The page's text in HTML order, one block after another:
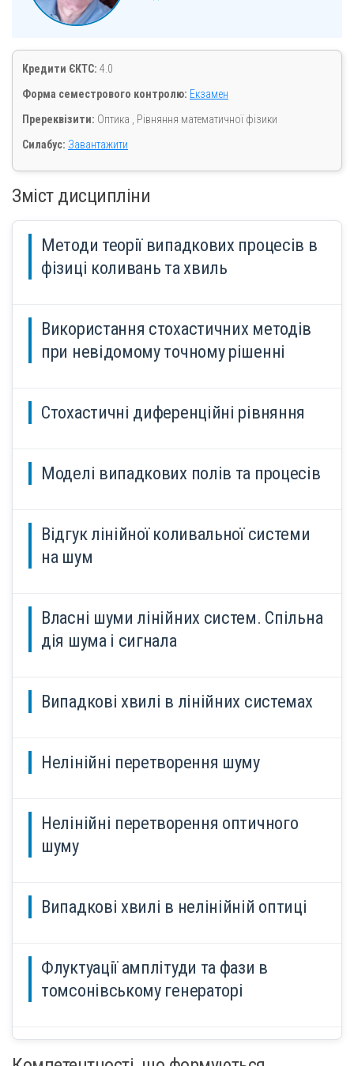
Кредити ЄКТС: 4.0
Форма семестрового контролю: Екзамен
Пререквізити: Оптика , Рівняння математичної фізики
Силабус: Завантажити
Зміст дисципліни
Методи теорії випадкових процесів в
фізиці коливань та хвиль
Використання стохастичних методів
при невідомому точному рішенні
Стохастичні диференційні рівняння
Моделі випадкових полів та процесів
Відгук лінійної коливальної системи
на шум
Власні шуми лінійних систем. Спільна
дія шума і сигнала
Випадкові хвилі в лінійних системах
Нелінійні перетворення шуму
Нелінійні перетворення оптичного
шуму
Випадкові хвилі в нелінійній оптиці
Флуктуації амплітуди та фази в
томсонівському генераторі